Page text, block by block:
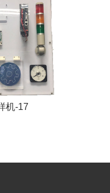
机-17